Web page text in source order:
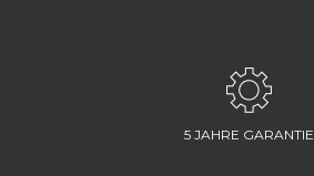
5 JAHRE GARANTIE